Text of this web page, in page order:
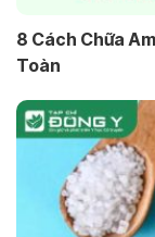
8 Cách Chữa
Toàn